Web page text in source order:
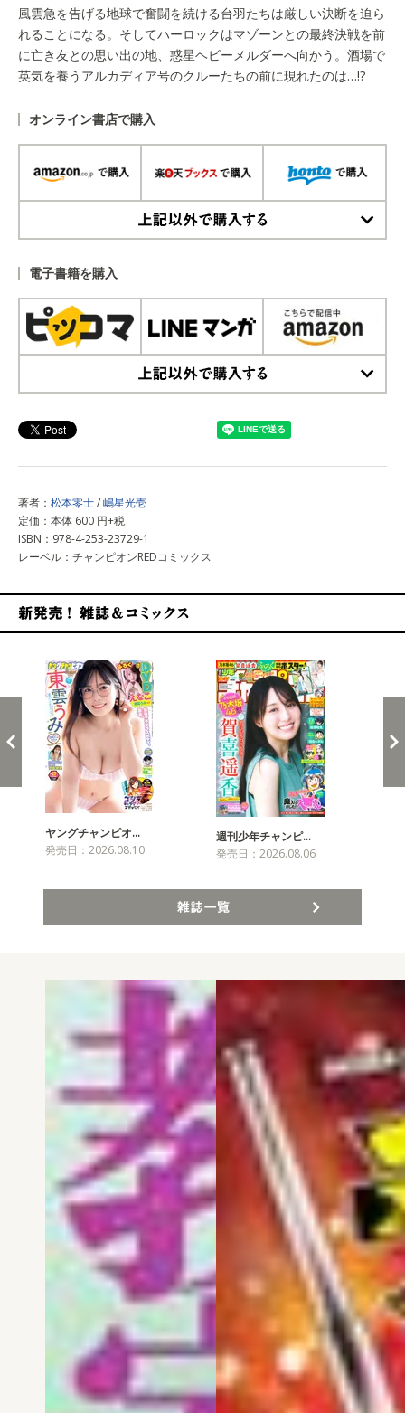
風雲急を告げる地球で奮闘を続ける台羽たちは厳しい決断を迫ら
れることになる。そしてハーロックはマゾーンとの最終決戦を前
に亡き友との思い出の地、惑星ヘビーメルダーへ向かう。酒場で
英気を養うアルカディア号のクルーたちの前に現れたのは…!?
オンライン書店で購入
電子書籍を購入
著者： 松本零士/嶋星光壱
定価：本体 600 円+税
ISBN：978-4-253-23729-1
レーベル：チャンピオンREDコミックス
ヤングチャンピオ…
発売日：2026.08.10
週刊少年チャンピ…
発売日：2026.08.06